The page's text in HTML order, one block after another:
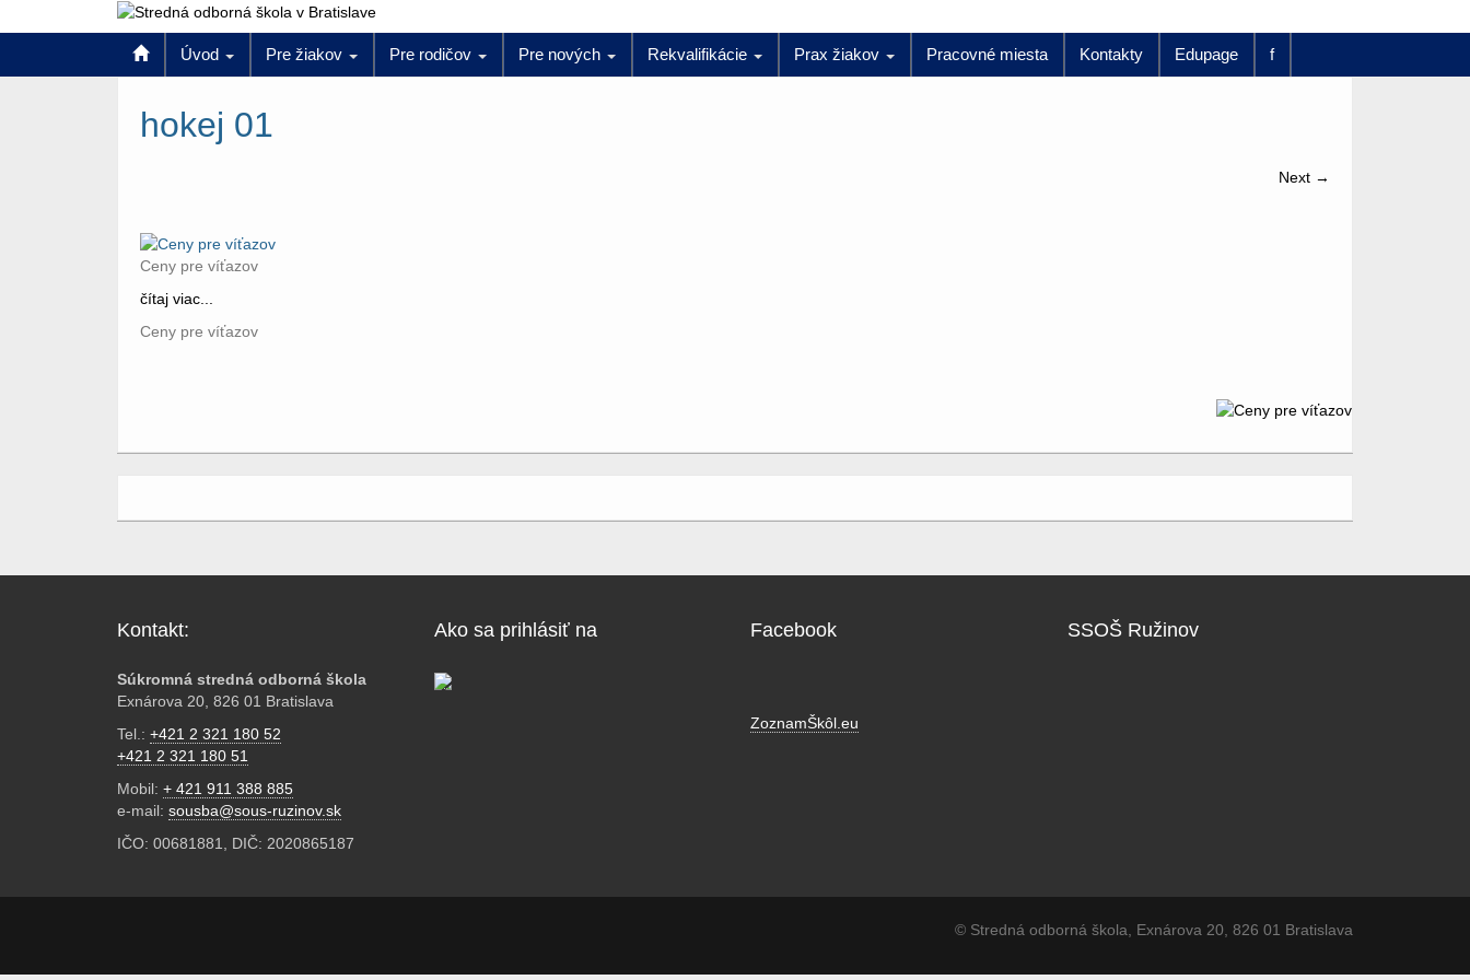
Úvod Pre žiakov Pre rodičov Pre nových Rekvalifikácie Prax žiakov Pracovné miesta Kontakty Edupage f
hokej 01
Next →
Ceny pre víťazov
čítaj viac...
Ceny pre víťazov
Kontakt:
Súkromná stredná odborná škola
Exnárova 20, 826 01 Bratislava
Tel.: +421 2 321 180 52
+421 2 321 180 51
Mobil: + 421 911 388 885
e-mail: sousba@sous-ruzinov.sk
IČO: 00681881, DIČ: 2020865187
Ako sa prihlásiť na Facebook
ZoznamŠkôl.eu
SSOŠ Ružinov
© Stredná odborná škola, Exnárova 20, 826 01 Bratislava